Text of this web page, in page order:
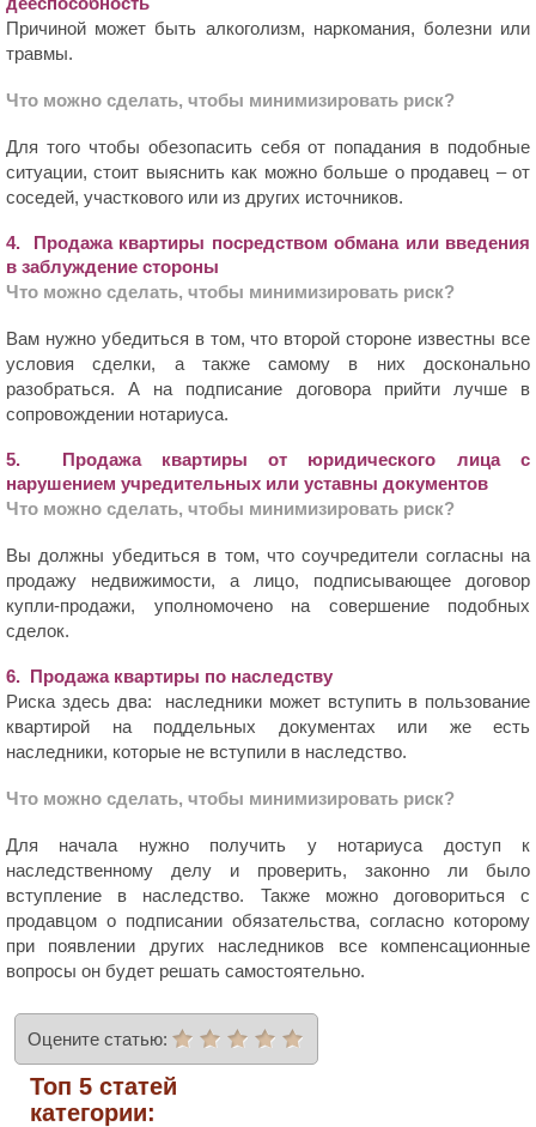
Причиной может быть алкоголизм, наркомания, болезни или
травмы.
Что можно сделать, чтобы минимизировать риск?
Для того чтобы обезопасить себя от попадания в подобные
ситуации, стоит выяснить как можно больше о продавец – от
соседей, участкового или из других источников.
4. Продажа квартиры посредством обмана или введения
в заблуждение стороны
Что можно сделать, чтобы минимизировать риск?
Вам нужно убедиться в том, что второй стороне известны все
условия сделки, а также самому в них досконально
разобраться. А на подписание договора прийти лучше в
сопровождении нотариуса.
5. Продажа квартиры от юридического лица с
нарушением учредительных или уставны документов
Что можно сделать, чтобы минимизировать риск?
Вы должны убедиться в том, что соучредители согласны на
продажу недвижимости, а лицо, подписывающее договор
купли-продажи, уполномочено на совершение подобных
сделок.
6. Продажа квартиры по наследству
Риска здесь два: наследники может вступить в пользование
квартирой на поддельных документах или же есть
наследники, которые не вступили в наследство.
Что можно сделать, чтобы минимизировать риск?
Для начала нужно получить у нотариуса доступ к
наследственному делу и проверить, законно ли было
вступление в наследство. Также можно договориться с
продавцом о подписании обязательства, согласно которому
при появлении других наследников все компенсационные
вопросы он будет решать самостоятельно.
Оцените статью:
Топ 5 статей
категории: